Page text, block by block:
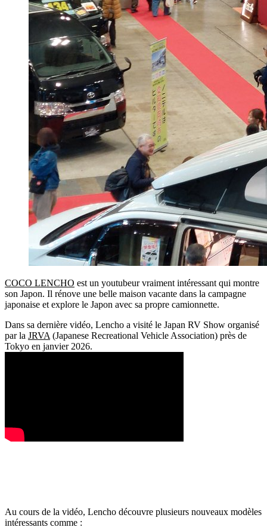
COCO LENCHO est un youtubeur vraiment intéressant qui montre
son Japon. Il rénove une belle maison vacante dans la campagne
japonaise et explore le Japon avec sa propre camionnette.
Dans sa dernière vidéo, Lencho a visité le Japan RV Show organisé
par la JRVA (Japanese Recreational Vehicle Association) près de
Tokyo en janvier 2026.
Au cours de la vidéo, Lencho découvre plusieurs nouveaux modèles
intéressants comme :